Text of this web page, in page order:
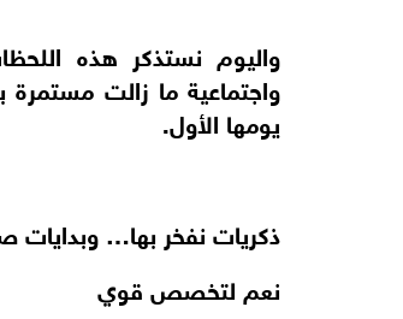
واليوم نستذكر هذه
واجتماعية ما زالت مستمرة
يومها الأول.
ذكريات نفخر بها… وبدايات
نعم لتخصص قوي